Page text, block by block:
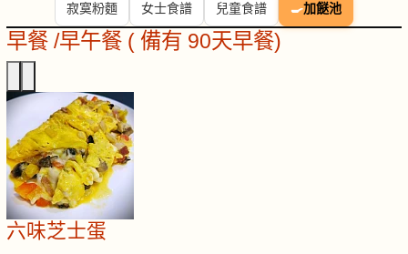
寂寞粉麵 女士食譜 兒童食譜 🍳加餸池
早餐 /早午餐 ( 備有 90天早餐)
六味芝士蛋